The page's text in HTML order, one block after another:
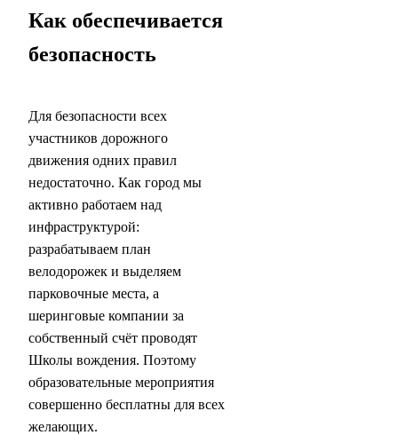
Как обеспечивается
безопасность
Для безопасности всех
участников дорожного
движения одних правил
недостаточно. Как город мы
активно работаем над
инфраструктурой:
разрабатываем план
велодорожек и выделяем
парковочные места, а
шеринговые компании за
собственный счёт проводят
Школы вождения. Поэтому
образовательные мероприятия
совершенно бесплатны для всех
желающих.